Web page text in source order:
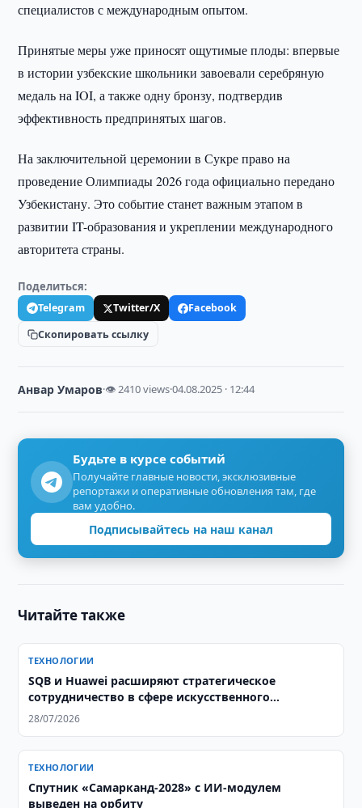
специалистов с международным опытом.
Принятые меры уже приносят ощутимые плоды: впервые
в истории узбекские школьники завоевали серебряную
медаль на IOI, а также одну бронзу, подтвердив
эффективность предпринятых шагов.
На заключительной церемонии в Сукре право на
проведение Олимпиады 2026 года официально передано
Узбекистану. Это событие станет важным этапом в
развитии IT-образования и укреплении международного
авторитета страны.
Поделиться:
Telegram Twitter/X
Facebook
Скопировать ссылку
Анвар Умаров·👁 2410 views·04.08.2025 · 12:44
Будьте в курсе событий
Получайте главные новости, эксклюзивные
репортажи и оперативные обновления там, где
вам удобно.
Подписывайтесь на наш канал
Читайте также
ТЕХНОЛОГИИ
SQB и Huawei расширяют стратегическое
сотрудничество в сфере искусственного
интеллекта
28/07/2026
ТЕХНОЛОГИИ
Спутник «Самарканд-2028» с ИИ-модулем
выведен на орбиту